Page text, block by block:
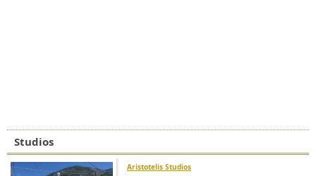
Studios
Aristotelis Studios